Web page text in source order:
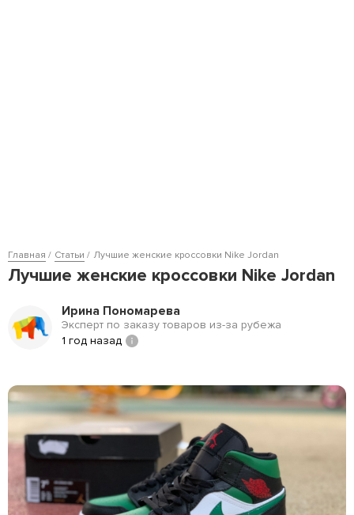
Главная Статьи Лучшие женские кроссовки Nike Jordan
Лучшие женские кроссовки Nike Jordan
Ирина Пономарева
Эксперт по заказу товаров из-за рубежа
1 год назад